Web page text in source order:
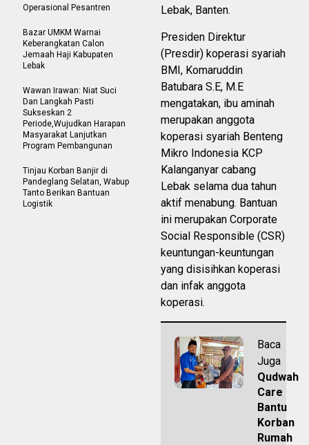
Lebak, Banten.
Presiden Direktur
(Presdir) koperasi syariah
BMI, Komaruddin
Batubara S.E, M.E
mengatakan, ibu aminah
merupakan anggota
koperasi syariah Benteng
Mikro Indonesia KCP
Kalanganyar cabang
Lebak selama dua tahun
aktif menabung. Bantuan
ini merupakan Corporate
Social Responsible (CSR)
keuntungan-keuntungan
yang disisihkan koperasi
dan infak anggota
koperasi.
Baca
Juga
Qudwah
Care
Bantu
Korban
Rumah
Operasional Pesantren
Bazar UMKM Warnai
Keberangkatan Calon
Jemaah Haji Kabupaten
Lebak
Wawan Irawan: Niat Suci
Dan Langkah Pasti
Sukseskan 2
Periode,Wujudkan Harapan
Masyarakat Lanjutkan
Program Pembangunan
Tinjau Korban Banjir di
Pandeglang Selatan, Wabup
Tanto Berikan Bantuan
Logistik